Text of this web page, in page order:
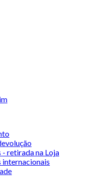
- retirada na Loja
internacionais